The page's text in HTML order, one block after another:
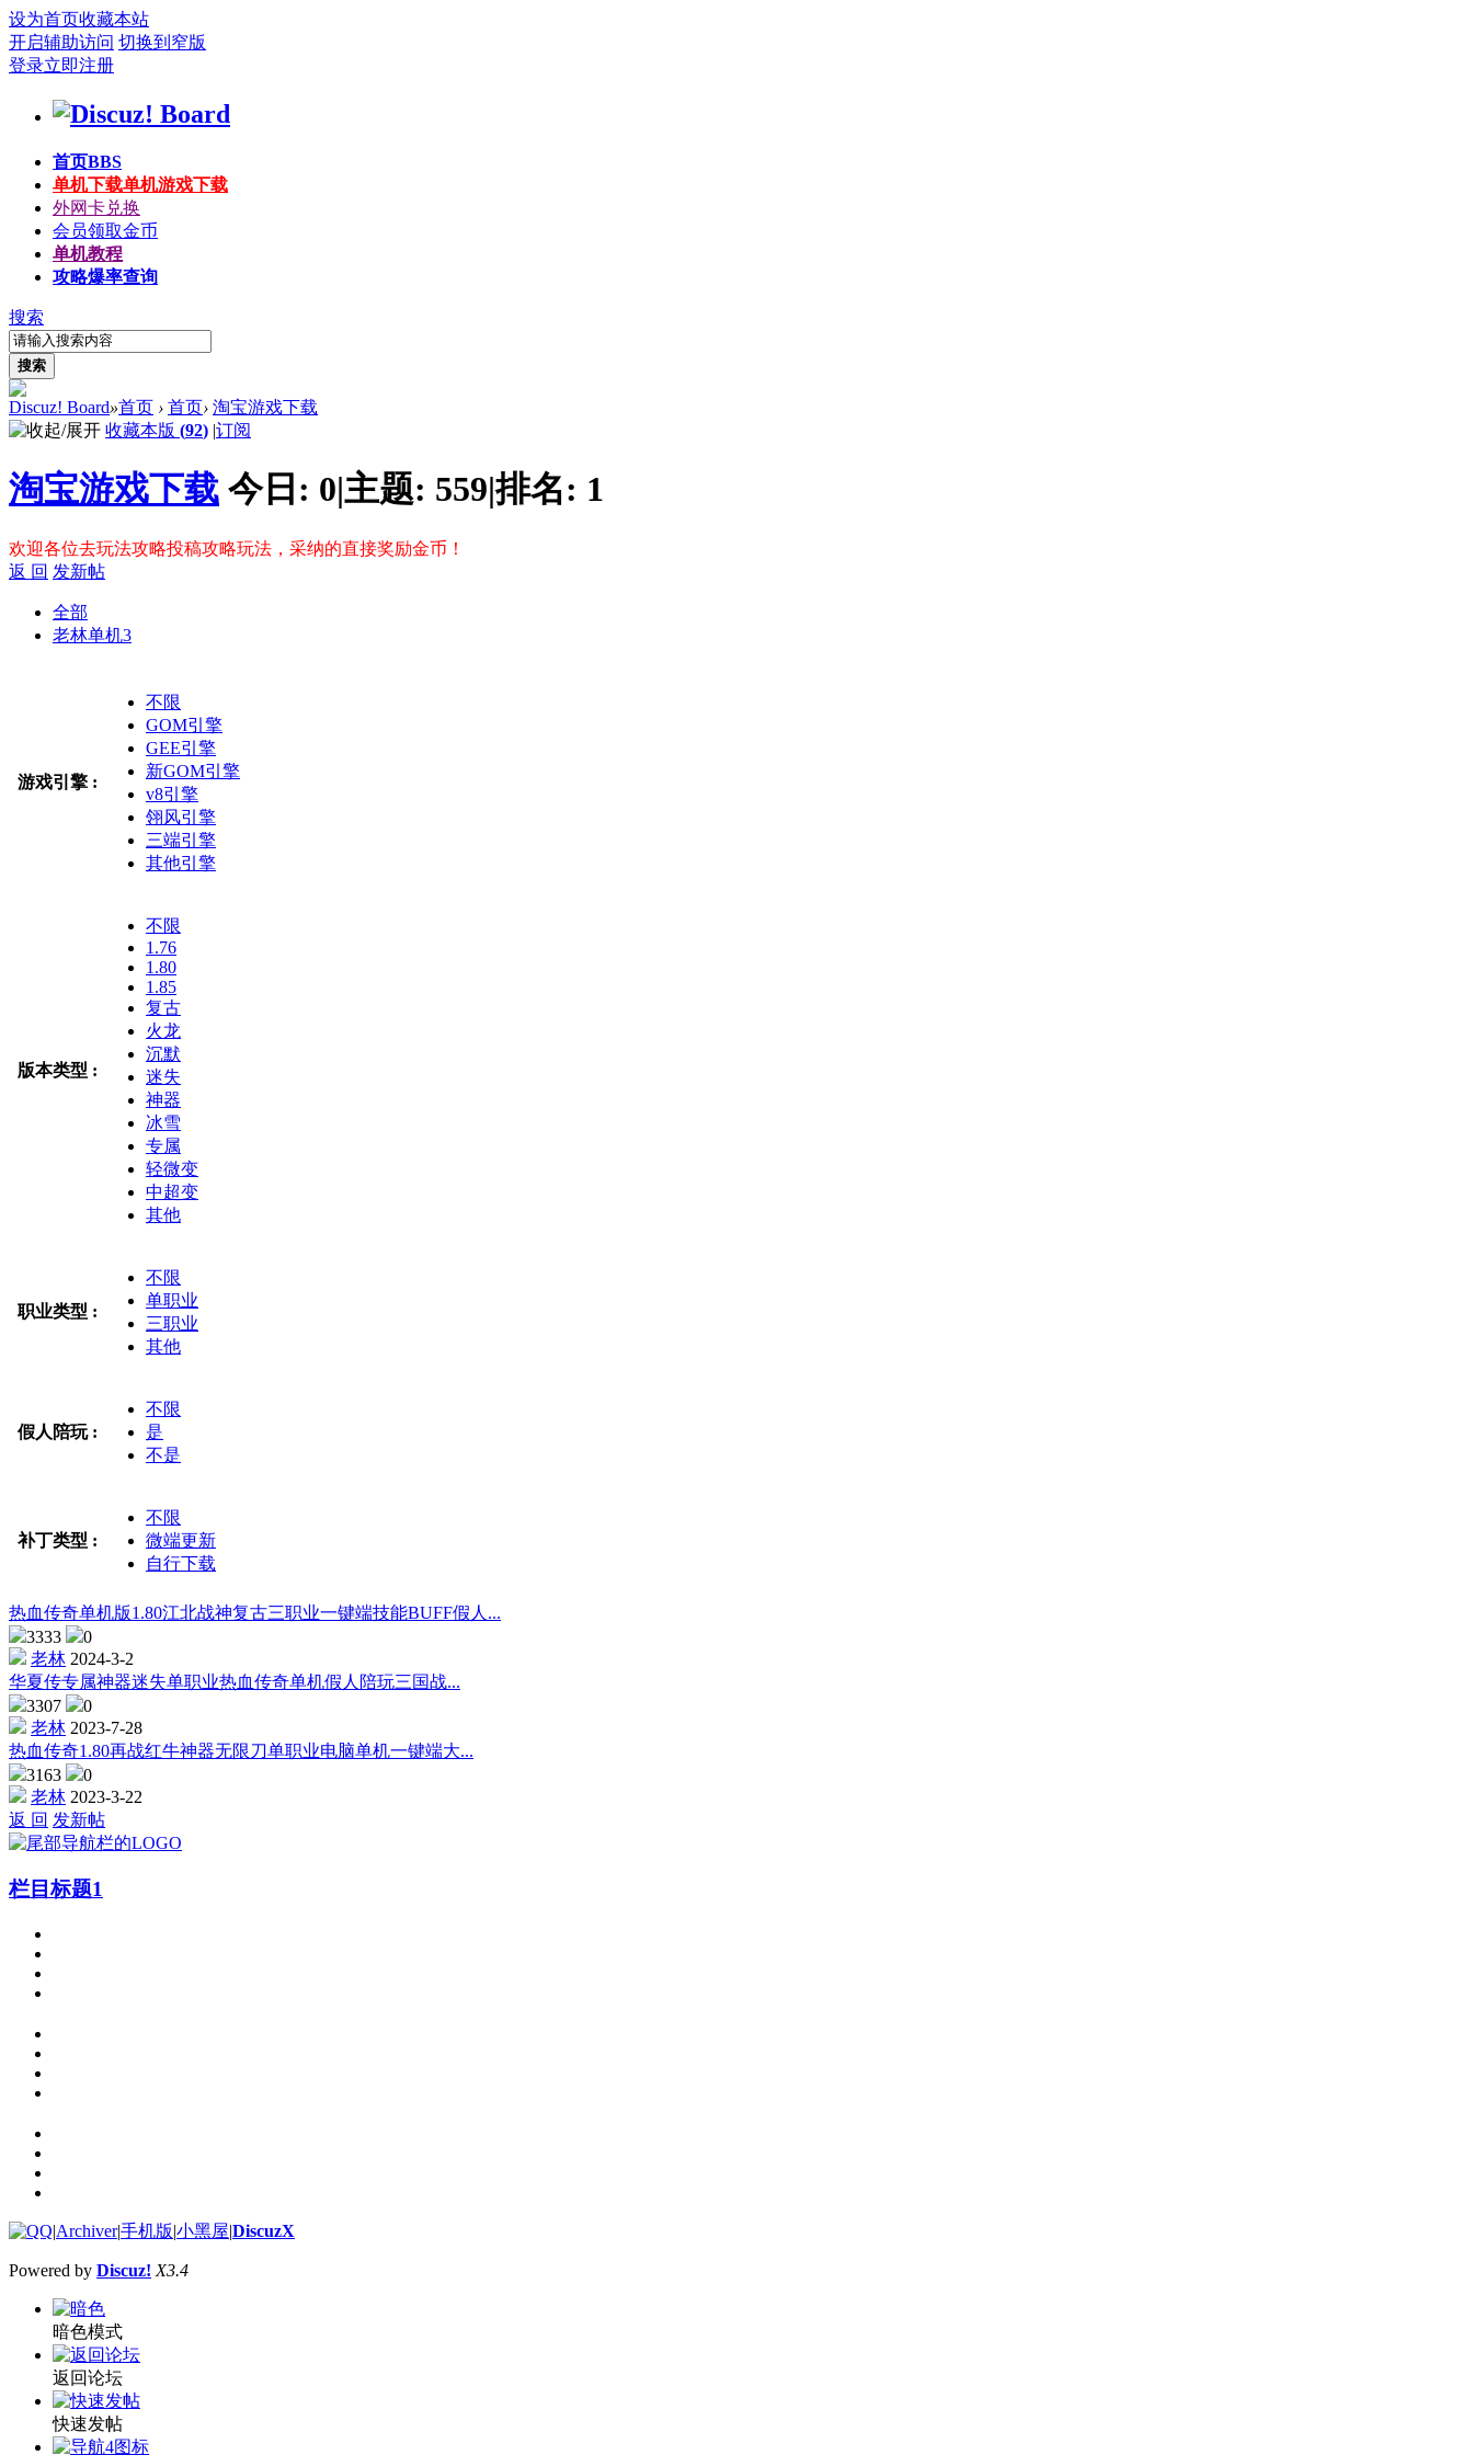
设为首页收藏本站
开启辅助访问 切换到窄版
登录立即注册
首页BBS
单机下载单机游戏下载
外网卡兑换
会员领取金币
单机教程
攻略爆率查询
搜索
搜索
Discuz! Board»首页 › 首页› 淘宝游戏下载
收藏本版 (92) |订阅
淘宝游戏下载 今日: 0|主题: 559|排名: 1
欢迎各位去玩法攻略投稿攻略玩法，采纳的直接奖励金币！
返 回 发新帖
全部
老林单机3
游戏引擎 :
不限
GOM引擎
GEE引擎
新GOM引擎
v8引擎
翎风引擎
三端引擎
其他引擎
版本类型 :
不限
1.76
1.80
1.85
复古
火龙
沉默
迷失
神器
冰雪
专属
轻微变
中超变
其他
职业类型 :
不限
单职业
三职业
其他
假人陪玩 :
不限
是
不是
补丁类型 :
不限
微端更新
自行下载
热血传奇单机版1.80江北战神复古三职业一键端技能BUFF假人...
3333
0
老林 2024-3-2
华夏传专属神器迷失单职业热血传奇单机假人陪玩三国战...
3307
0
老林 2023-7-28
热血传奇1.80再战红牛神器无限刀单职业电脑单机一键端大...
3163
0
老林 2023-3-22
返 回 发新帖
栏目标题1
|Archiver|手机版|小黑屋|DiscuzX
Powered by Discuz! X3.4
暗色模式
返回论坛
快速发帖